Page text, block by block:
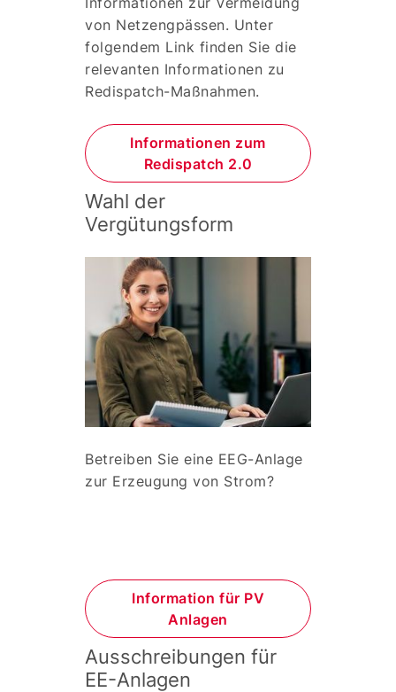
von Netzengpässen. Unter
folgendem Link finden Sie die
relevanten Informationen zu
Redispatch-Maßnahmen.
Informationen zum
Redispatch 2.0
Wahl der
Vergütungsform
Betreiben Sie eine EEG-Anlage
zur Erzeugung von Strom?
Information für PV
Anlagen
Ausschreibungen für
EE-Anlagen